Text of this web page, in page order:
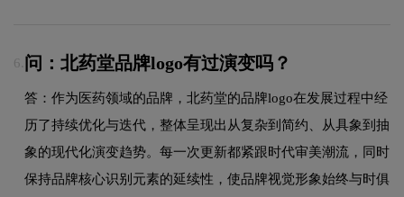
6. 问：北药堂品牌logo有过演变吗？
答：作为医药领域的品牌，北药堂的品牌logo在发展过程中经
历了持续优化与迭代，整体呈现出从复杂到简约、从具象到抽
象的现代化演变趋势。每一次更新都紧跟时代审美潮流，同时
保持品牌核心识别元素的延续性，使品牌视觉形象始终与时俱